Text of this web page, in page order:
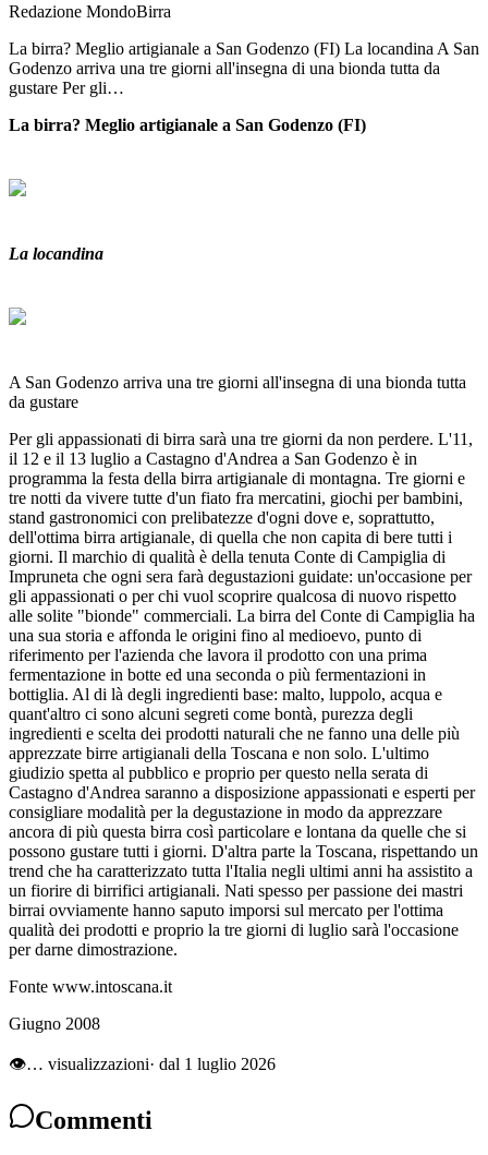
Redazione MondoBirra
La birra? Meglio artigianale a San Godenzo (FI) La locandina A San
Godenzo arriva una tre giorni all'insegna di una bionda tutta da
gustare Per gli…
La birra? Meglio artigianale a San Godenzo (FI)
La locandina
A San Godenzo arriva una tre giorni all'insegna di una bionda tutta
da gustare
Per gli appassionati di birra sarà una tre giorni da non perdere. L'11,
il 12 e il 13 luglio a Castagno d'Andrea a San Godenzo è in
programma la festa della birra artigianale di montagna. Tre giorni e
tre notti da vivere tutte d'un fiato fra mercatini, giochi per bambini,
stand gastronomici con prelibatezze d'ogni dove e, soprattutto,
dell'ottima birra artigianale, di quella che non capita di bere tutti i
giorni. Il marchio di qualità è della tenuta Conte di Campiglia di
Impruneta che ogni sera farà degustazioni guidate: un'occasione per
gli appassionati o per chi vuol scoprire qualcosa di nuovo rispetto
alle solite "bionde" commerciali. La birra del Conte di Campiglia ha
una sua storia e affonda le origini fino al medioevo, punto di
riferimento per l'azienda che lavora il prodotto con una prima
fermentazione in botte ed una seconda o più fermentazioni in
bottiglia. Al di là degli ingredienti base: malto, luppolo, acqua e
quant'altro ci sono alcuni segreti come bontà, purezza degli
ingredienti e scelta dei prodotti naturali che ne fanno una delle più
apprezzate birre artigianali della Toscana e non solo. L'ultimo
giudizio spetta al pubblico e proprio per questo nella serata di
Castagno d'Andrea saranno a disposizione appassionati e esperti per
consigliare modalità per la degustazione in modo da apprezzare
ancora di più questa birra così particolare e lontana da quelle che si
possono gustare tutti i giorni. D'altra parte la Toscana, rispettando un
trend che ha caratterizzato tutta l'Italia negli ultimi anni ha assistito a
un fiorire di birrifici artigianali. Nati spesso per passione dei mastri
birrai ovviamente hanno saputo imporsi sul mercato per l'ottima
qualità dei prodotti e proprio la tre giorni di luglio sarà l'occasione
per darne dimostrazione.
Fonte www.intoscana.it
Giugno 2008
👁… visualizzazioni· dal 1 luglio 2026
Commenti